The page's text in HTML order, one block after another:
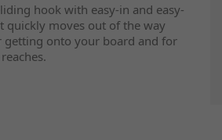
hook with easy-in and easy-
quickly moves out of the way
getting onto your board and for